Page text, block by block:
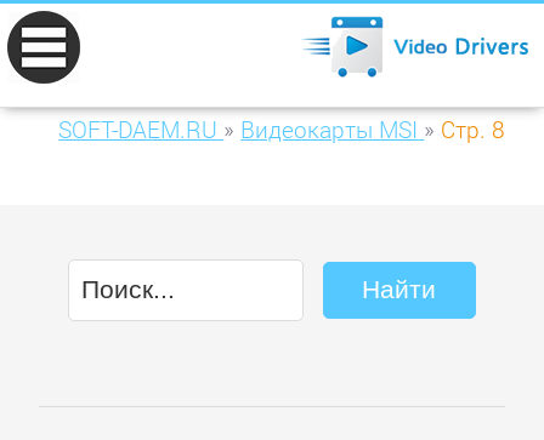
SOFT-DAEM.RU » Видеокарты MSI » Стр. 8